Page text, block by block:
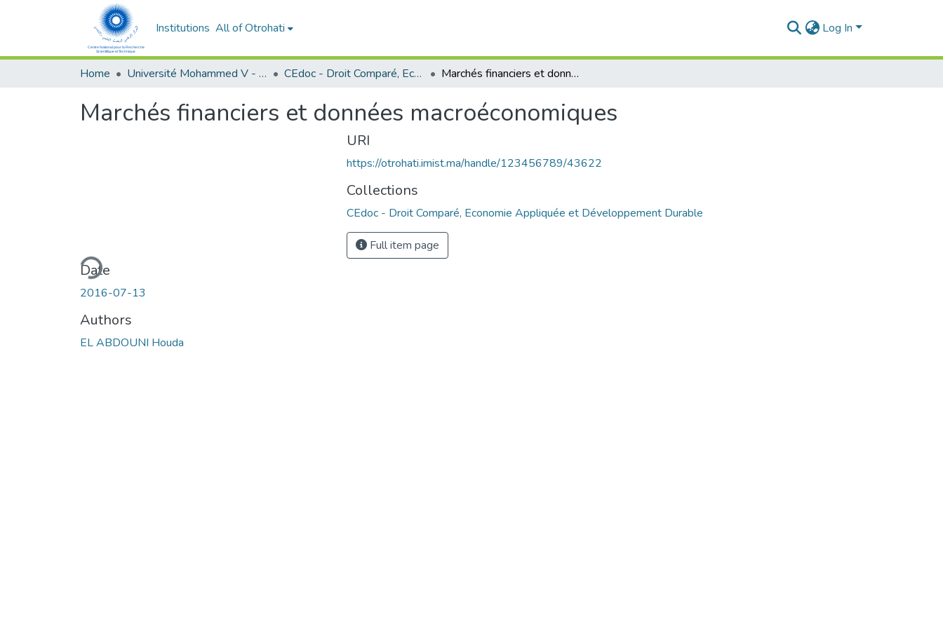
Institutions All of Otrohati Log In
Home Université Mohammed V - Rabat CEdoc - Droit Comparé, Economie Appliquée et Développement Durable Marchés financiers et données macroéconomiques
Marchés financiers et données macroéconomiques
Loading...
Date
2016-07-13
Authors
EL ABDOUNI Houda
URI
https://otrohati.imist.ma/handle/123456789/43622
Collections
CEdoc - Droit Comparé, Economie Appliquée et Développement Durable
Full item page